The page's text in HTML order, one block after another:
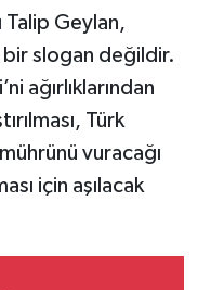
Talip Geylan,
slogan değildir.
ağırlıklarından
Türk
vuracağı
için aşılacak